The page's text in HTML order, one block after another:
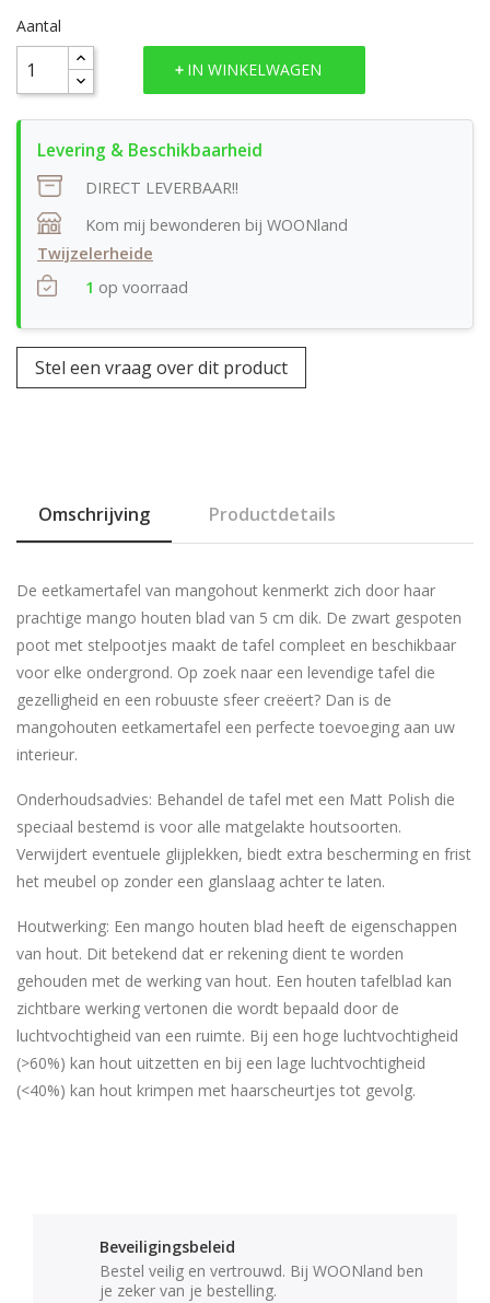
Aantal
IN WINKELWAGEN
DIRECT LEVERBAAR!!
Kom mij bewonderen bij WOONland
Twijzelerheide
1 op voorraad
Stel een vraag over dit product
Omschrijving Productdetails
De eetkamertafel van mangohout kenmerkt zich door haar
prachtige mango houten blad van 5 cm dik. De zwart gespoten
poot met stelpootjes maakt de tafel compleet en beschikbaar
voor elke ondergrond. Op zoek naar een levendige tafel die
gezelligheid en een robuuste sfeer creëert? Dan is de
mangohouten eetkamertafel een perfecte toevoeging aan uw
interieur.
Onderhoudsadvies: Behandel de tafel met een Matt Polish die
speciaal bestemd is voor alle matgelakte houtsoorten.
Verwijdert eventuele glijplekken, biedt extra bescherming en frist
het meubel op zonder een glanslaag achter te laten.
Houtwerking: Een mango houten blad heeft de eigenschappen
van hout. Dit betekend dat er rekening dient te worden
gehouden met de werking van hout. Een houten tafelblad kan
zichtbare werking vertonen die wordt bepaald door de
luchtvochtigheid van een ruimte. Bij een hoge luchtvochtigheid
(>60%) kan hout uitzetten en bij een lage luchtvochtigheid
(<40%) kan hout krimpen met haarscheurtjes tot gevolg.
Beveiligingsbeleid
Bestel veilig en vertrouwd. Bij WOONland ben
je zeker van je bestelling.